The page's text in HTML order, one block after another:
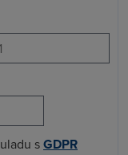
sGDPR